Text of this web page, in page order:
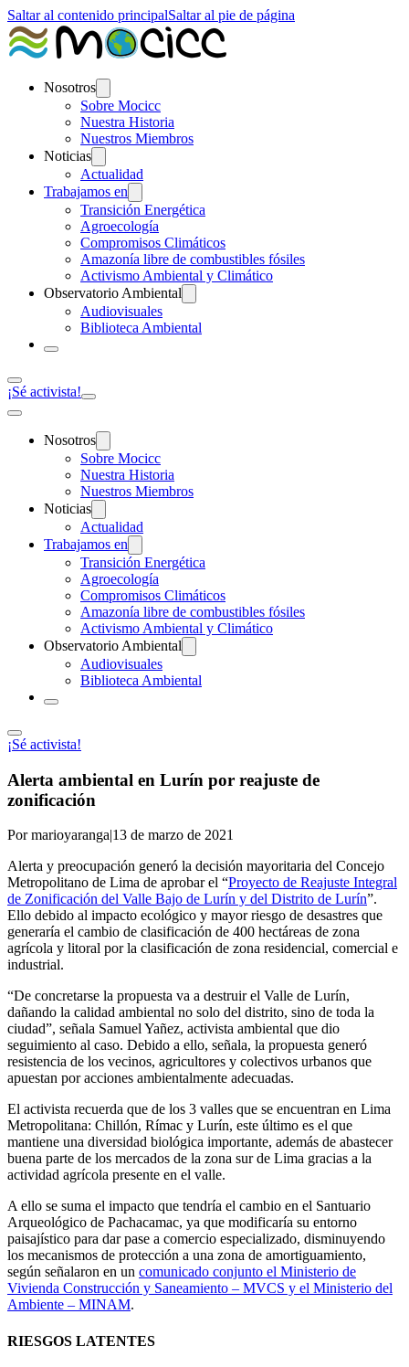
Saltar al contenido principalSaltar al pie de página
Nosotros
Sobre Mocicc
Nuestra Historia
Nuestros Miembros
Noticias
Actualidad
Trabajamos en
Transición Energética
Agroecología
Compromisos Climáticos
Amazonía libre de combustibles fósiles
Activismo Ambiental y Climático
Observatorio Ambiental
Audiovisuales
Biblioteca Ambiental
¡Sé activista!
Nosotros
Sobre Mocicc
Nuestra Historia
Nuestros Miembros
Noticias
Actualidad
Trabajamos en
Transición Energética
Agroecología
Compromisos Climáticos
Amazonía libre de combustibles fósiles
Activismo Ambiental y Climático
Observatorio Ambiental
Audiovisuales
Biblioteca Ambiental
¡Sé activista!
Alerta ambiental en Lurín por reajuste de
zonificación
Por marioyaranga|13 de marzo de 2021
Alerta y preocupación generó la decisión mayoritaria del Concejo
Metropolitano de Lima de aprobar el “Proyecto de Reajuste Integral
de Zonificación del Valle Bajo de Lurín y del Distrito de Lurín”.
Ello debido al impacto ecológico y mayor riesgo de desastres que
generaría el cambio de clasificación de 400 hectáreas de zona
agrícola y litoral por la clasificación de zona residencial, comercial e
industrial.
“De concretarse la propuesta va a destruir el Valle de Lurín,
dañando la calidad ambiental no solo del distrito, sino de toda la
ciudad”, señala Samuel Yañez, activista ambiental que dio
seguimiento al caso. Debido a ello, señala, la propuesta generó
resistencia de los vecinos, agricultores y colectivos urbanos que
apuestan por acciones ambientalmente adecuadas.
El activista recuerda que de los 3 valles que se encuentran en Lima
Metropolitana: Chillón, Rímac y Lurín, este último es el que
mantiene una diversidad biológica importante, además de abastecer
buena parte de los mercados de la zona sur de Lima gracias a la
actividad agrícola presente en el valle.
A ello se suma el impacto que tendría el cambio en el Santuario
Arqueológico de Pachacamac, ya que modificaría su entorno
paisajístico para dar pase a comercio especializado, disminuyendo
los mecanismos de protección a una zona de amortiguamiento,
según señalaron en un comunicado conjunto el Ministerio de
Vivienda Construcción y Saneamiento – MVCS y el Ministerio del
Ambiente – MINAM.
RIESGOS LATENTES